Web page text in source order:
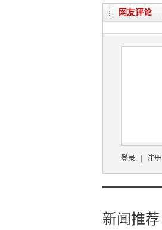
网友评论
登录 注册
新闻推荐